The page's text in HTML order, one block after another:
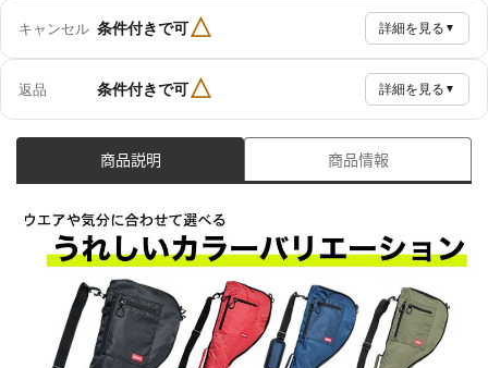
キャンセル 条件付きで可△ 詳細を見る ▼
返品 条件付きで可△ 詳細を見る ▼
商品説明 商品情報